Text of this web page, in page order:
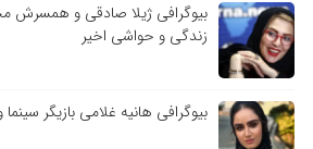
بیوگرافی ژیلا صادقی و همسرش
زندگی و حواشی اخیر
بیوگرافی هانیه غلامی بازیگر